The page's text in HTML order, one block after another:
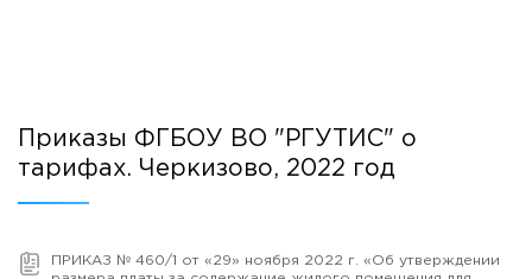
Приказы ФГБОУ ВО "РГУТИС" о
тарифах. Черкизово, 2022 год
ПРИКАЗ № 460/1 от «29» ноября 2022 г. «Об утверждении